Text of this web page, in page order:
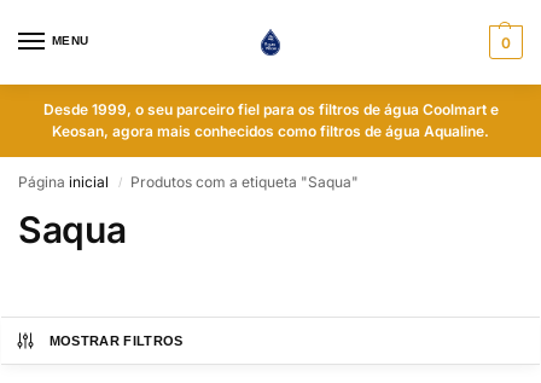
MENU 0
Desde 1999, o seu parceiro fiel para os filtros de água Coolmart e
Keosan, agora mais conhecidos como filtros de água Aqualine.
Página inicial / Produtos com a etiqueta "Saqua"
Saqua
MOSTRAR FILTROS